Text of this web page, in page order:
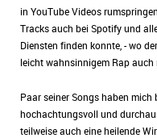
in YouTube Videos
Tracks auch bei Spotify und
Diensten finden konnte, - wo
leicht wahnsinnigem Rap auch
Paar seiner Songs haben
hochachtungsvoll und
teilweise auch eine heilende